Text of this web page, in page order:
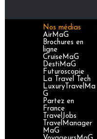
Nos médias
AirMaG
Brochures en
ligne
CruiseMaG
DestiMaG
Futuroscopie
La Travel Tech
LuxuryTravelMa
G
Partez en
France
TravelJobs
TravelManager
MaG